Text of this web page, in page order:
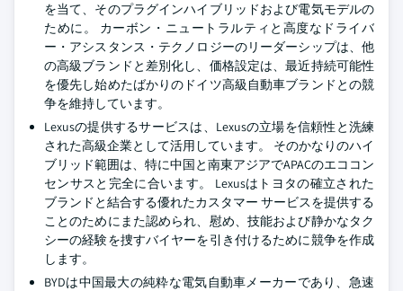
を当て、そのプラグインハイブリッドおよび電気モデルの
ために。 カーボン・ニュートラルティと高度なドライバ
ー・アシスタンス・テクノロジーのリーダーシップは、他
の高級ブランドと差別化し、価格設定は、最近持続可能性
を優先し始めたばかりのドイツ高級自動車ブランドとの競
争を維持しています。
Lexusの提供するサービスは、Lexusの立場を信頼性と洗練
された高級企業として活用しています。 そのかなりのハイ
ブリッド範囲は、特に中国と南東アジアでAPACのエココン
センサスと完全に合います。 Lexusはトヨタの確立された
ブランドと結合する優れたカスタマー サービスを提供する
ことのためにまた認められ、慰め、技能および静かなタク
シーの経験を捜すバイヤーを引き付けるために競争を作成
します。
BYDは中国最大の純粋な電気自動車メーカーであり、急速